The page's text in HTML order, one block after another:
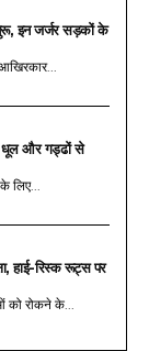
इन जर्जर सड़कों के
धूल और गड्ढों से
के लिए...
हाई-रिस्क रूट्स पर
को रोकने के...